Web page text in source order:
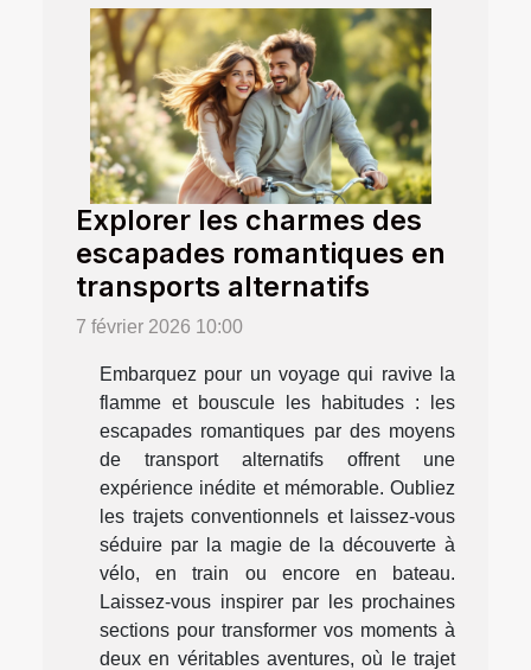
Explorer les charmes des
escapades romantiques en
transports alternatifs
7 février 2026 10:00
Embarquez pour un voyage qui ravive la
flamme et bouscule les habitudes : les
escapades romantiques par des moyens
de transport alternatifs offrent une
expérience inédite et mémorable. Oubliez
les trajets conventionnels et laissez-vous
séduire par la magie de la découverte à
vélo, en train ou encore en bateau.
Laissez-vous inspirer par les prochaines
sections pour transformer vos moments à
deux en véritables aventures, où le trajet